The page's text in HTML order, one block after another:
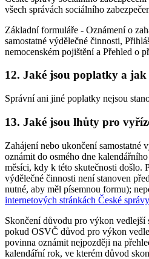
všech správách sociálního
Základní formuláře - Oznámení o
samostatné výdělečné činnosti,
nemocenském pojištění a Přehled o
12. Jaké jsou poplatky a
Správní ani jiné poplatky nejsou
13. Jaké jsou lhůty pro
Zahájení nebo ukončení samostatné
oznámit do osmého dne
měsíci, kdy k této skutečnosti došlo.
výdělečné činnosti není stanoven
nutné, aby měl písemnou formu);
internetových stránkách České
Skončení důvodu pro výkon vedlejší
pokud OSVČ důvod pro výkon
povinna oznámit nejpozději na
kalendářní rok, ve kterém důvod